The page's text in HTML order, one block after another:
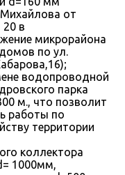
от
20 в
микрорайона
по ул.
водопроводной
парка
м., что позволит
работы по
территории
коллектора
1000мм,